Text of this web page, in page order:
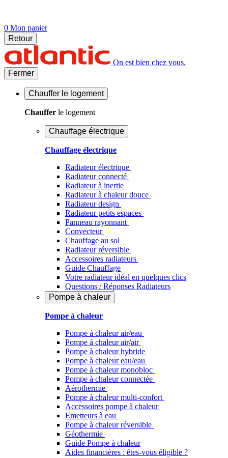
0 Mon panier
Retour
On est bien chez vous.
Fermer
Chauffer le logement
Chauffer le logement
Chauffage électrique
Chauffage électrique
Radiateur électrique
Radiateur connecté
Radiateur à inertie
Radiateur à chaleur douce
Radiateur design
Radiateur petits espaces
Panneau rayonnant
Convecteur
Chauffage au sol
Radiateur réversible
Accessoires radiateurs
Guide Chauffage
Votre radiateur idéal en quelques clics
Questions / Réponses Radiateurs
Pompe à chaleur
Pompe à chaleur
Pompe à chaleur air/eau
Pompe à chaleur air/air
Pompe à chaleur hybride
Pompe à chaleur​ eau/eau
Pompe à chaleur monobloc
Pompe à chaleur connectée
Aérothermie
Pompe à chaleur multi-confort
Accessoires pompe à chaleur
Emetteurs à eau
Pompe à chaleur réversible
Géothermie
Guide Pompe à chaleur
Aides financières : êtes-vous éligible ?